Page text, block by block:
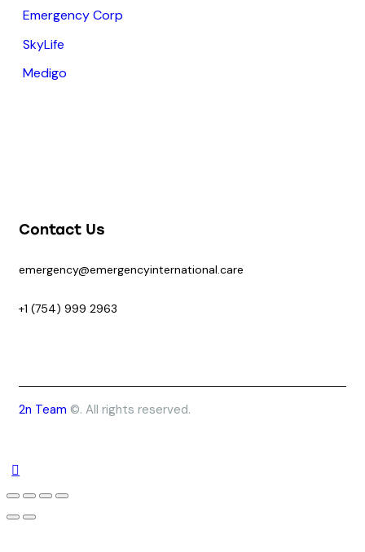
Emergency Corp
SkyLife
Medigo
Contact Us
emergency@emergencyinternational.care
+1 (754) 999 2963
2n Team ©. All rights reserved.